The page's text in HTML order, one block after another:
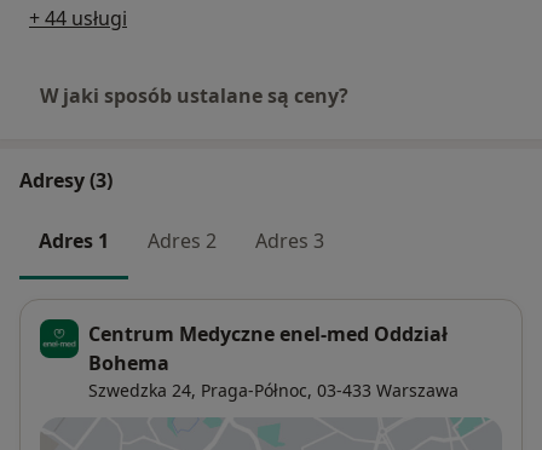
+ 44 usługi
W jaki sposób ustalane są ceny?
Adresy (3)
Adres 1 Adres 2 Adres 3
Centrum Medyczne enel-med Oddział
Bohema
Szwedzka 24, Praga-Północ, 03-433 Warszawa